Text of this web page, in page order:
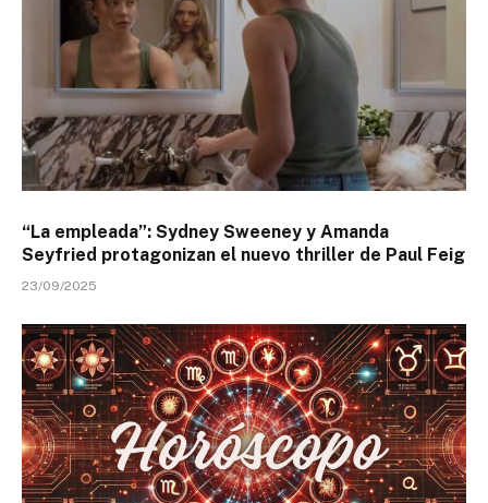
“La empleada”: Sydney Sweeney y Amanda
Seyfried protagonizan el nuevo thriller de Paul Feig
23/09/2025